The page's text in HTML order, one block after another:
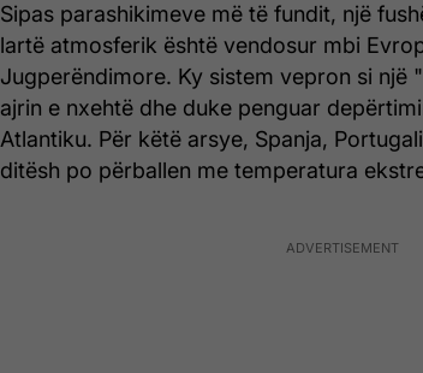
Sipas parashikimeve më të fundit, një
lartë atmosferik është vendosur mbi
Jugperëndimore. Ky sistem vepron si një
ajrin e nxehtë dhe duke penguar
Atlantiku. Për këtë arsye, Spanja,
ditësh po përballen me temperatura